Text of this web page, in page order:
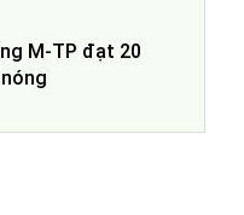
M-TP đạt 20